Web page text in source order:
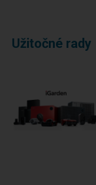
Užitočné rady